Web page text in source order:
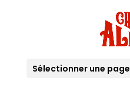
Sélectionner une page